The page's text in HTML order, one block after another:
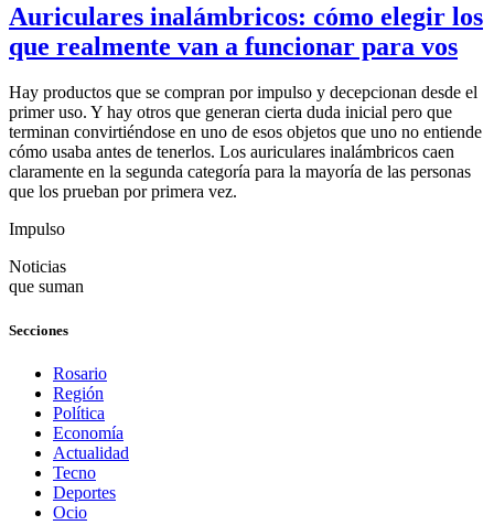
Auriculares inalámbricos: cómo elegir los
que realmente van a funcionar para vos
Hay productos que se compran por impulso y decepcionan desde el
primer uso. Y hay otros que generan cierta duda inicial pero que
terminan convirtiéndose en uno de esos objetos que uno no entiende
cómo usaba antes de tenerlos. Los auriculares inalámbricos caen
claramente en la segunda categoría para la mayoría de las personas
que los prueban por primera vez.
Impulso
Noticias
que suman
Secciones
Rosario
Región
Política
Economía
Actualidad
Tecno
Deportes
Ocio